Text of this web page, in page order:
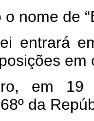
nome de
entrará
em
em 19
da